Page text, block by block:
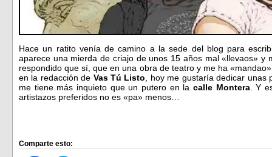
Hace un ratito venía de camino a la sede del blog para
aparece una mierda de criajo de unos 15 años mal «llevaos» y
respondido que sí, que en una obra de teatro y me ha
en la redacción de Vas Tú Listo , hoy me gustaría dedicar
me tiene más inquieto que un putero en la calle Montera. Y
artistazos preferidos no es «pa» menos…
Comparte esto: